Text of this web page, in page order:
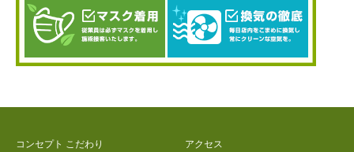
コンセプト こだわり
アクセス